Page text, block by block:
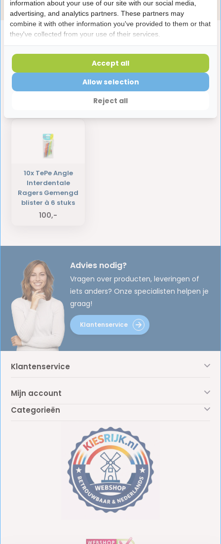
Productomschrijving
Laatst bekeken producten
10x TePe Angle
Interdentale
Ragers Gemengd
blister à 6 stuks
100,-
Advies nodig?
Vragen over producten, leveringen of
iets anders? Onze specialisten helpen je
graag!
Klantenservice
Klantenservice
Mijn account
Categorieën
information about your use of our site with our social media,
advertising, and analytics partners. These partners may
combine it with other information you've provided to them or that
they've collected from your use of their services.
Reject all
Allow selection
Accept all